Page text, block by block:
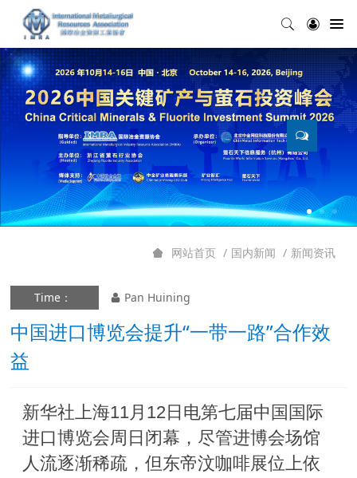
新闻资讯
国内新闻
网站首页
Time： Pan Huining
中国进口博览会提升“一带一路”合作效
益
新华社上海11月12日电第七届中国国际
进口博览会周日闭幕，尽管进博会场馆
人流逐渐稀疏，但东帝汶咖啡展位上依